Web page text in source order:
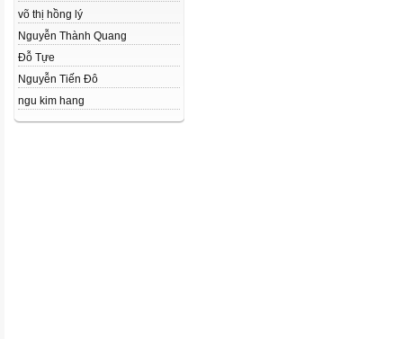
võ thị hồng lý
Nguyễn Thành Quang
Đỗ Tựe
Nguyễn Tiến Đô
ngu kim hang